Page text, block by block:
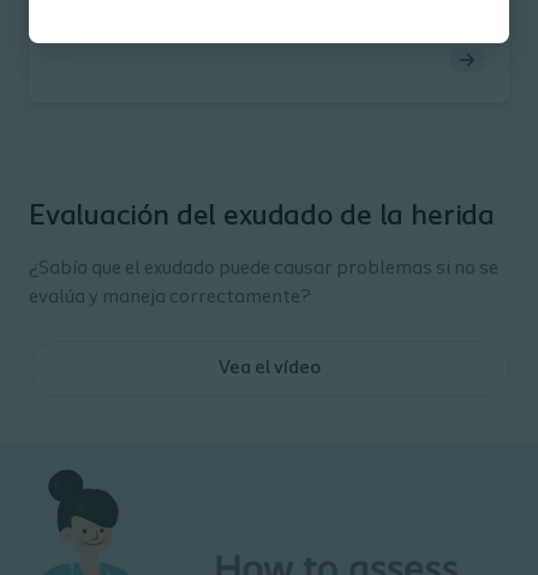
Evaluación del exudado de la herida
¿Sabía que el exudado puede causar problemas si no se
evalúa y maneja correctamente?
Vea el vídeo